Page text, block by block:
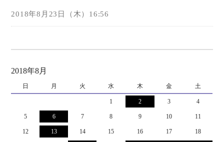
2018年8月23日（木）16:56
2018年8月
日 月 火 水 木 金 土
1 2 3 4
5 6 7 8 9 10 11
12 13 14 15 16 17 18